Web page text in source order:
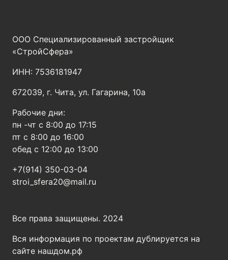
ООО Специализированный застройщик
«CтройСфера»
ИНН: 7536181947
672039, г. Чита, ул. Гагарина, 10а
Рабочие дни:
пн -чт с 8:00 до 17:15
пт с 8:00 до 16:00
обед с 12:00 до 13:00
+7(914) 350-03-04
stroi_sfera20@mail.ru
Все права защищены. 2024
Вся информация по проектам дублируется на
сайте нашдом.рф